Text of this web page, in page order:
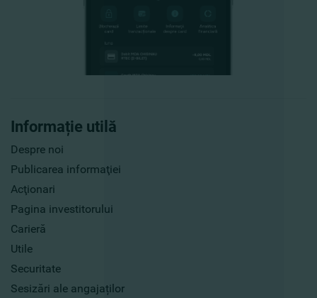
Informație utilă
Despre noi
Publicarea informaţiei
Acţionari
Pagina investitorului
Carieră
Utile
Securitate
Sesizări ale angajaților